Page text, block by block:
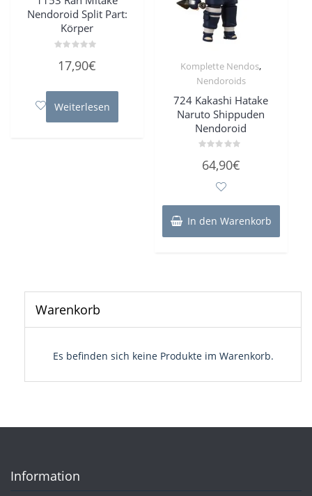
Nendoroid Split Part:
Körper
mit
5
17,90€
Weiterlesen
Komplette Nendos,
Nendoroids
724 Kakashi Hatake
Naruto Shippuden
Nendoroid
mit
64,90€
In den Warenkorb
Warenkorb
Es befinden sich keine Produkte im Warenkorb.
Information